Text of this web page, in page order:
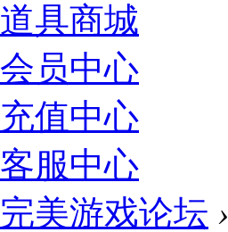
道具商城
会员中心
充值中心
客服中心
完美游戏论坛 ›